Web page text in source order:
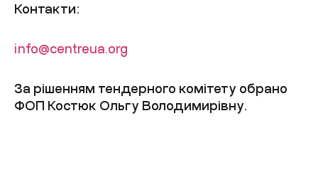
Контакти:
info@centreua.org
За рішенням тендерного комітету обрано
ФОП Костюк Ольгу Володимирівну.